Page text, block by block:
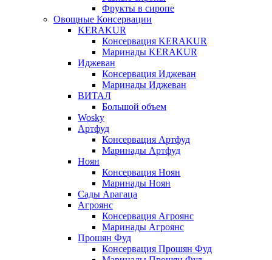
Фрукты в сиропе
Овощные Консервации
KERAKUR
Консервация KERAKUR
Маринады KERAKUR
Иджеван
Консервация Иджеван
Маринады Иджеван
ВИТАЛ
Большой объем
Wosky
Артфуд
Консервация Артфуд
Маринады Артфуд
Ноян
Консервация Ноян
Маринады Ноян
Сады Арагаца
Агроянс
Консервация Агроянс
Маринады Агроянс
Прошян Фуд
Консервация Прошян Фуд